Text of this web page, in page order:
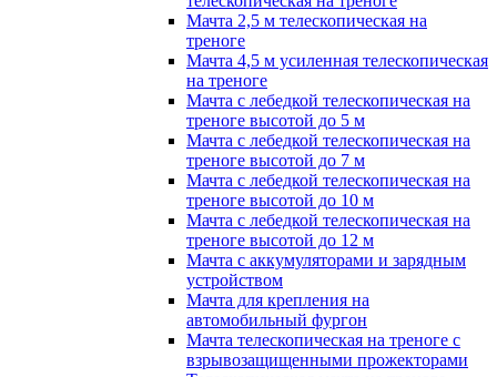
Мачта 2,5 м телескопическая на
треноге
Мачта 4,5 м усиленная телескопическая
на треноге
Мачта с лебедкой телескопическая на
треноге высотой до 5 м
Мачта с лебедкой телескопическая на
треноге высотой до 7 м
Мачта с лебедкой телескопическая на
треноге высотой до 10 м
Мачта с лебедкой телескопическая на
треноге высотой до 12 м
Мачта с аккумуляторами и зарядным
устройством
Мачта для крепления на
автомобильный фургон
Мачта телескопическая на треноге с
взрывозащищенными прожекторами